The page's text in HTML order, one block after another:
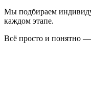
Мы подбираем
каждом этапе.
Всё просто и понятно